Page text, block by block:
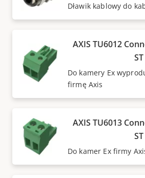
Dławik kablowy do
AXIS TU6012
ST
Do kamery Ex
firmę Axis
AXIS TU6013
ST
Do kamer Ex firmy